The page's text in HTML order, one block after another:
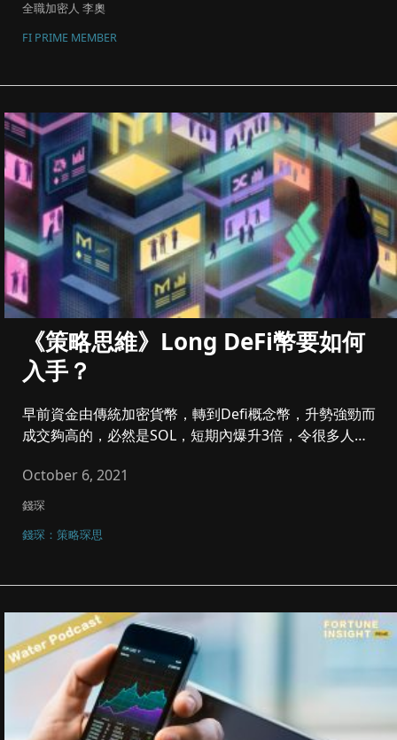
全職加密人 李奧
FI PRIME MEMBER
《策略思維》Long DeFi幣要如何
入手？
早前資金由傳統加密貨幣，轉到Defi概念幣，升勢強勁而
成交夠高的，必然是SOL，短期內爆升3倍，令很多人都
October 6, 2021
錢琛
錢琛：策略琛思